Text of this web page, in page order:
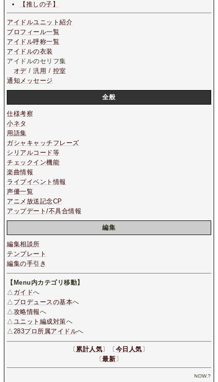
【推しの子】
アイドルユニット紹介
プロフィール一覧
アイドル呼称一覧
アイドルの衣装
アイドルのセリフ集
オデ/汎用 / 控室
通知メッセージ
全般
仕様考察
小ネタ
用語集
ガシャキャッチフレーズ
シリアルコード等
チェックイン機能
楽曲情報
ライブイベント情報
声優一覧
アニメ放送記念CP
アップデート/不具合情報
編集
編集相談所
テンプレート
編集の手引き
【Menu内カテゴリ移動】
△ ガイドへ
△ プロデュースの基本へ
△攻略情報へ
△ユニット編成対策へ
△283プロ所属アイドルへ
〔 累計人気〕〔 今日人気 〕
〔最新 〕
NOW.?